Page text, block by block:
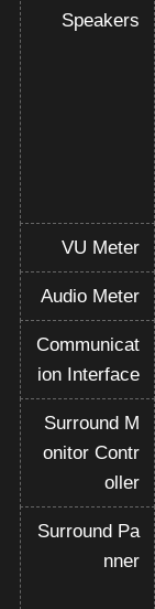
Speakers
VU Meter
Audio Meter
Communicat
ion Interface
Surround M
onitor Contr
oller
Surround Pa
nner